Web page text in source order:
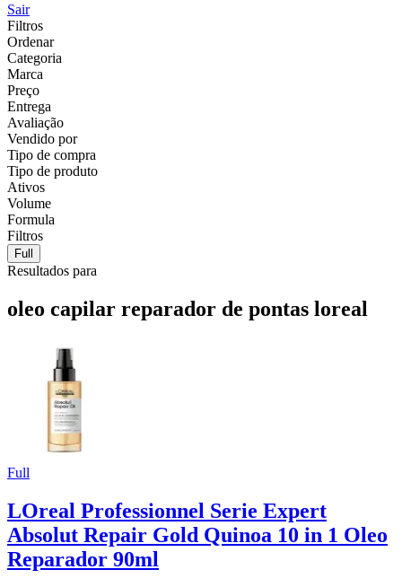
Sair
Filtros
Ordenar
Categoria
Marca
Preço
Entrega
Avaliação
Vendido por
Tipo de compra
Tipo de produto
Ativos
Volume
Formula
Filtros
Full
Resultados para
oleo capilar reparador de pontas loreal
Full
LOreal Professionnel Serie Expert
Absolut Repair Gold Quinoa 10 in 1 Oleo
Reparador 90ml